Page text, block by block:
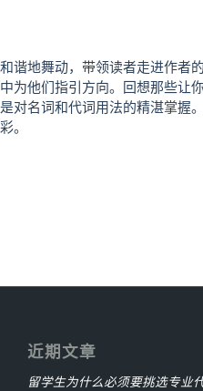
谐地舞动，带领读者走进作者
为他们指引方向。回想那些让
对名词和代词用法的精湛掌握
。
近期文章
留学生为什么必须要挑选专业